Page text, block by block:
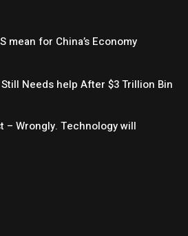
mean for China’s Economy
Still Needs help After $3 Trillion Bin
– Wrongly. Technology will